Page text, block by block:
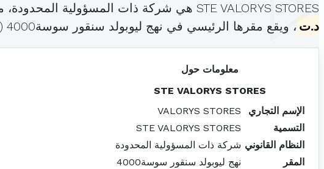
STE VALORYS STORES هي شركة ذات المسؤولية المحدودة، مسجلة تحت الهوية
د.ت ، ويقع مقرها الرئيسي في نهج ليوبولد سنقور سوسة4000 (
معلومات حول
STE VALORYS STORES
الإسم التجاري
VALORYS STORES
التسمية
STE VALORYS STORES
النظام القانوني شركة ذات المسؤولية المحدودة
المقر
نهج ليوبولد سنقور سوسة4000